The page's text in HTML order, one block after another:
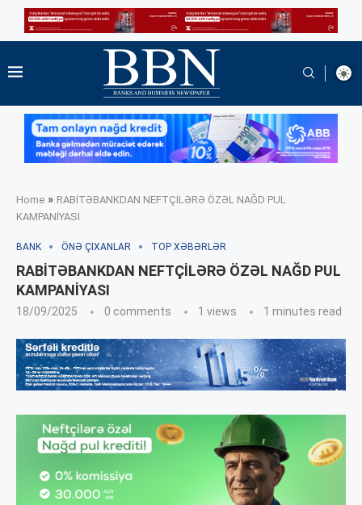
Home » RABİTƏBANKDAN NEFTÇİLƏRƏ ÖZƏL NAĞD PUL
KAMPANİYASI
BANK ÖNƏ ÇIXANLAR TOP XƏBƏRLƏR
RABİTƏBANKDAN NEFTÇİLƏRƏ ÖZƏL NAĞD PUL
KAMPANİYASI
18/09/2025 0 comments 1 views 1 minutes read